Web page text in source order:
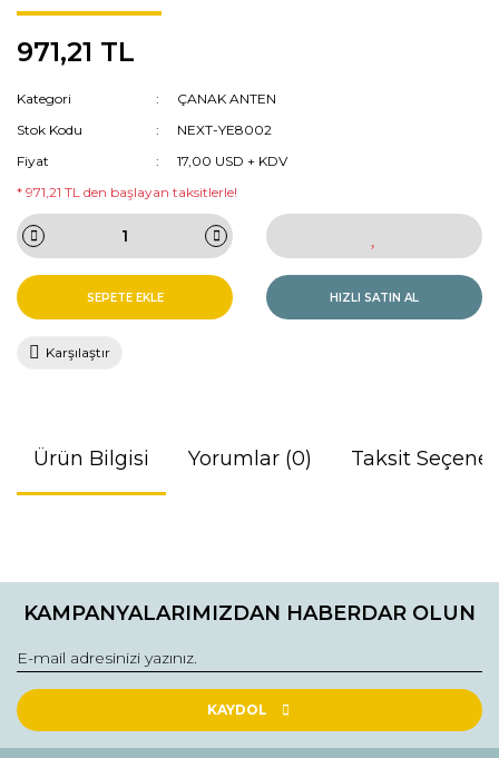
971,21 TL
Kategori
ÇANAK ANTEN
Stok Kodu
NEXT-YE8002
Fiyat
17,00 USD + KDV
* 971,21 TL den başlayan taksitlerle!
SEPETE EKLE HIZLI SATIN AL
Karşılaştır
Ürün Bilgisi Yorumlar (0) Taksit
konularda yetersiz gördüğünüz noktaları öneri formunu
Görüş ve önerileriniz için teşekkür ederiz.
Ürün resmi kalitesiz, bozuk veya görüntülenemiyor.
Ürün açıklamasında eksik bilgiler bulunuyor.
KAMPANYALARIMIZDAN HABERDAR OLUN
KAYDOL